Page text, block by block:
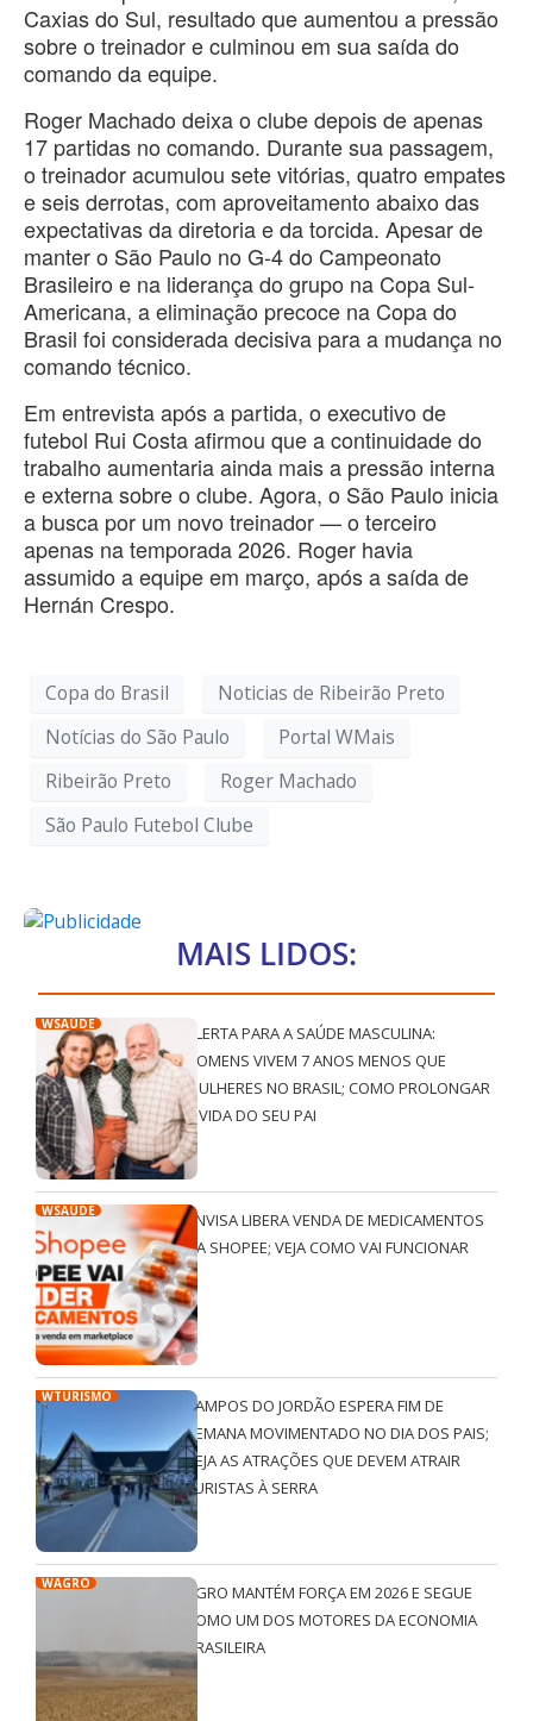
Caxias do Sul, resultado que aumentou a pressão
sobre o treinador e culminou em sua saída do
comando da equipe.
Roger Machado deixa o clube depois de apenas
17 partidas no comando. Durante sua passagem,
o treinador acumulou sete vitórias, quatro empates
e seis derrotas, com aproveitamento abaixo das
expectativas da diretoria e da torcida. Apesar de
manter o São Paulo no G-4 do Campeonato
Brasileiro e na liderança do grupo na Copa Sul-
Americana, a eliminação precoce na Copa do
Brasil foi considerada decisiva para a mudança no
comando técnico.
Em entrevista após a partida, o executivo de
futebol Rui Costa afirmou que a continuidade do
trabalho aumentaria ainda mais a pressão interna
e externa sobre o clube. Agora, o São Paulo inicia
a busca por um novo treinador — o terceiro
apenas na temporada 2026. Roger havia
assumido a equipe em março, após a saída de
Hernán Crespo.
Copa do Brasil
Noticias de Ribeirão Preto
Notícias do São Paulo
Portal WMais
Ribeirão Preto
Roger Machado
São Paulo Futebol Clube
MAIS LIDOS:
WSAÚDE
ALERTA PARA A SAÚDE MASCULINA:
HOMENS VIVEM 7 ANOS MENOS QUE
MULHERES NO BRASIL; COMO PROLONGAR
A VIDA DO SEU PAI
WSAÚDE
ANVISA LIBERA VENDA DE MEDICAMENTOS
NA SHOPEE; VEJA COMO VAI FUNCIONAR
WTURISMO
CAMPOS DO JORDÃO ESPERA FIM DE
SEMANA MOVIMENTADO NO DIA DOS PAIS;
VEJA AS ATRAÇÕES QUE DEVEM ATRAIR
TURISTAS À SERRA
WAGRO
AGRO MANTÉM FORÇA EM 2026 E SEGUE
COMO UM DOS MOTORES DA ECONOMIA
BRASILEIRA